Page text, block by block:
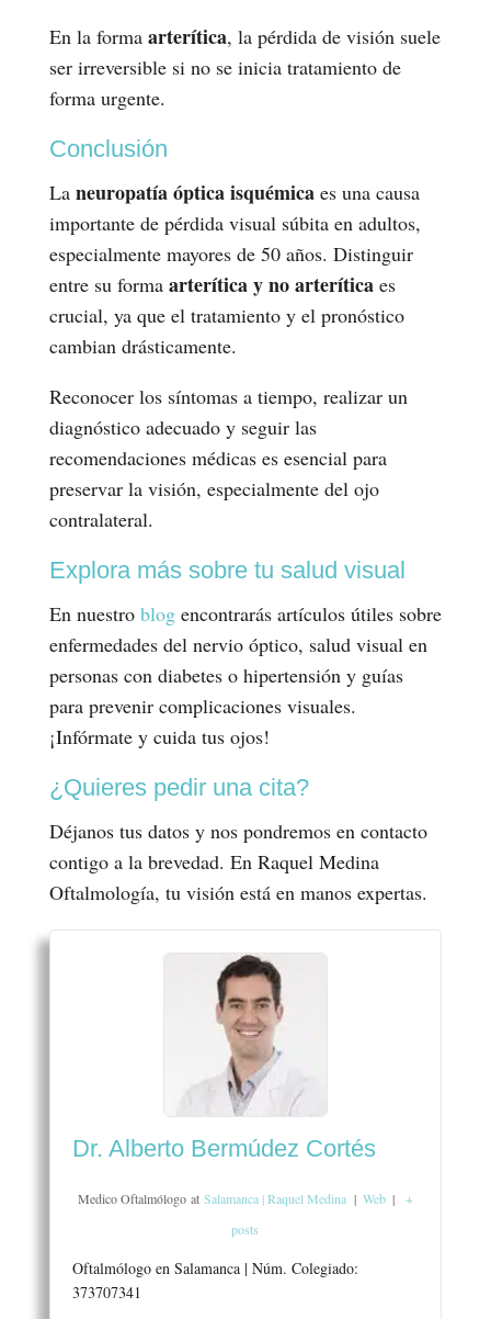
En la forma arterítica, la pérdida de visión suele
ser irreversible si no se inicia tratamiento de
forma urgente.
Conclusión
La neuropatía óptica isquémicaes una causa
importante de pérdida visual súbita en adultos,
especialmente mayores de 50 años. Distinguir
entre su forma arterítica y no arteríticaes
crucial, ya que el tratamiento y el pronóstico
cambian drásticamente.
Reconocer los síntomas a tiempo, realizar un
diagnóstico adecuado y seguir las
recomendaciones médicas es esencial para
preservar la visión, especialmente del ojo
contralateral.
Explora más sobre tu salud visual
En nuestro blogencontrarás artículos útiles sobre
enfermedades del nervio óptico, salud visual en
personas con diabetes o hipertensión y guías
para prevenir complicaciones visuales.
¡Infórmate y cuida tus ojos!
¿Quieres pedir una cita?
Déjanos tus datos y nos pondremos en contacto
contigo a la brevedad. En Raquel Medina
Oftalmología, tu visión está en manos expertas.
Dr. Alberto Bermúdez Cortés
Medico Oftalmólogo at Salamanca | Raquel Medina | Web |
+
posts
Oftalmólogo en Salamanca | Núm. Colegiado:
373707341